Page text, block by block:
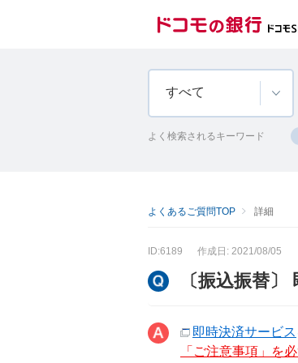
すべて
よく検索されるキーワード
よくあるご質問TOP 詳細
ID:6189 作成日: 2021/08/05
〔振込振替
即時決済サービス
「ご注意事項」を